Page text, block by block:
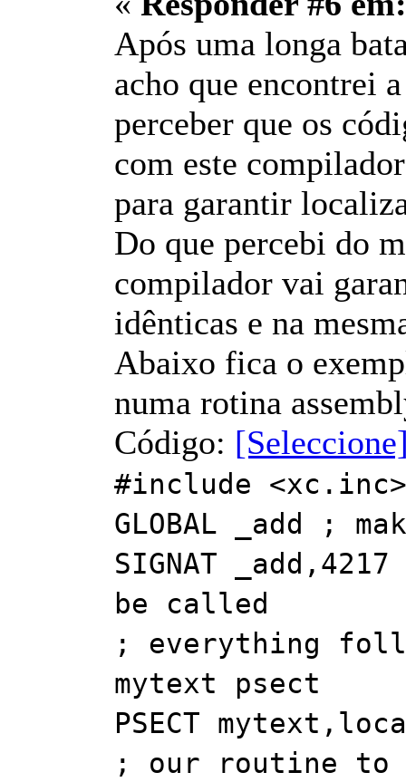
Após uma longa
acho que encontrei
perceber que os
com este
para garantir
Do que percebi do
compilador vai
idênticas e na
Abaixo fica o
numa rotina
Código:
#include <xc.inc>
GLOBAL _add ;
SIGNAT
be called
; everything
mytext psect
PSECT
; our routine to